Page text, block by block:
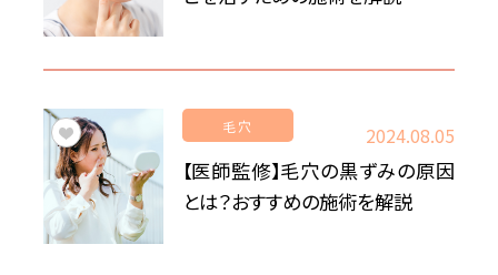
毛穴 2024.08.05
【医師監修】毛穴の黒ずみの原因
とは？おすすめの施術を解説